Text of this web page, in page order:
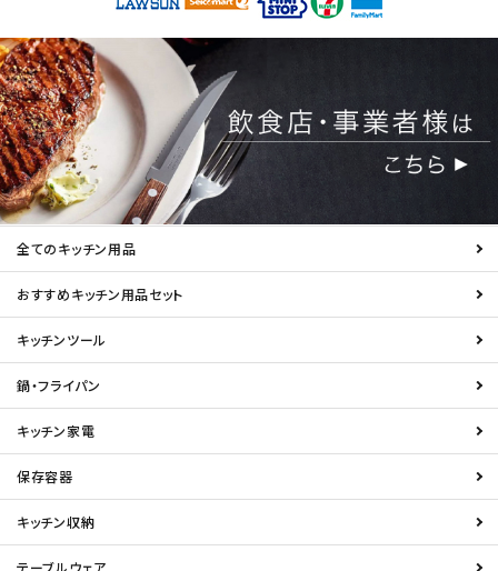
全てのキッチン用品
おすすめキッチン用品セット
キッチンツール
鍋・フライパン
キッチン家電
保存容器
キッチン収納